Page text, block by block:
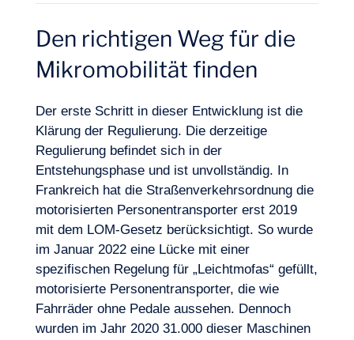
Den richtigen Weg für die
Mikromobilität finden
Der erste Schritt in dieser Entwicklung ist die
Klärung der Regulierung. Die derzeitige
Regulierung befindet sich in der
Entstehungsphase und ist unvollständig. In
Frankreich hat die Straßenverkehrsordnung die
motorisierten Personentransporter erst 2019
mit dem LOM-Gesetz berücksichtigt. So wurde
im Januar 2022 eine Lücke mit einer
spezifischen Regelung für „Leichtmofas“ gefüllt,
motorisierte Personentransporter, die wie
Fahrräder ohne Pedale aussehen. Dennoch
wurden im Jahr 2020 31.000 dieser Maschinen